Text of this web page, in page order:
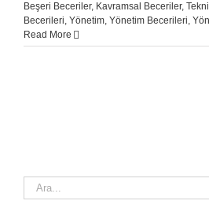
Beşeri Beceriler, Kavramsal Beceriler,
Becerileri, Yönetim, Yönetim Becerileri,
Read More
Ara: